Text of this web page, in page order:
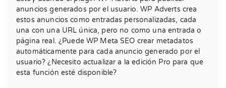
anuncios generados por el usuario. WP Adverts crea
estos anuncios como entradas personalizadas, cada
una con una URL única, pero no como una entrada o
página real. ¿Puede WP Meta SEO crear metadatos
automáticamente para cada anuncio generado por el
usuario? ¿Necesito actualizar a la edición Pro para que
esta función esté disponible?